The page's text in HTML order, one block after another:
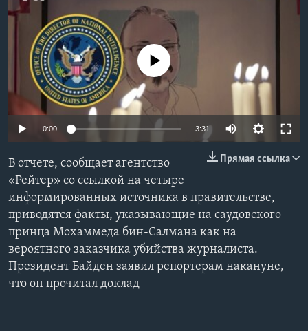
Learning English
СОЦИАЛЬНЫЕ СЕТИ
Языки
No media source currently available
0:00 3:31
Прямая ссылка
В отчете, сообщает агентство
«Рейтер» со ссылкой на четыре
информированных источника в правительстве,
приводятся факты, указывающие на саудовского
принца Мохаммеда бин-Салмана как на
вероятного заказчика убийства журналиста.
Президент Байден заявил репортерам накануне,
что он прочитал доклад